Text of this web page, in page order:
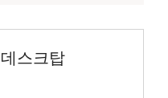
스크탑